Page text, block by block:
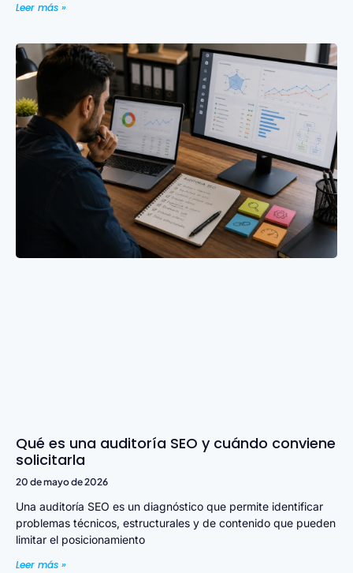
Leer más »
Qué es una auditoría SEO y cuándo conviene
solicitarla
20 de mayo de 2026
Una auditoría SEO es un diagnóstico que permite identificar
problemas técnicos, estructurales y de contenido que pueden
limitar el posicionamiento
Leer más »